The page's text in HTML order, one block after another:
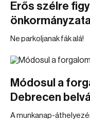
Erős szélre
önkormányzata
Ne parkoljanak fák alá!
Módosul a
Debrecen
A munkanap-